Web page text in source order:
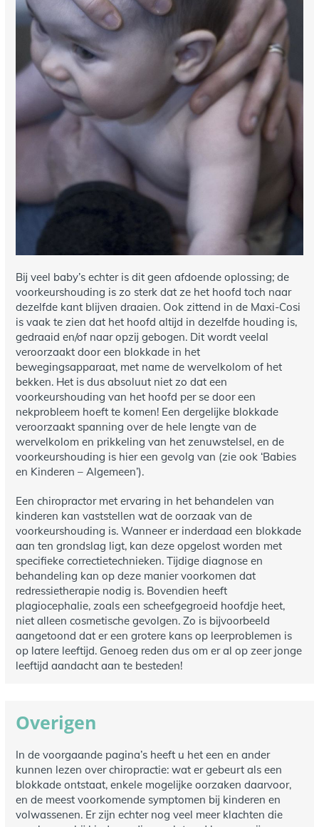
Bij veel baby’s echter is dit geen afdoende oplossing; de
voorkeurshouding is zo sterk dat ze het hoofd toch naar
dezelfde kant blijven draaien. Ook zittend in de Maxi-Cosi
is vaak te zien dat het hoofd altijd in dezelfde houding is,
gedraaid en/of naar opzij gebogen. Dit wordt veelal
veroorzaakt door een blokkade in het
bewegingsapparaat, met name de wervelkolom of het
bekken. Het is dus absoluut niet zo dat een
voorkeurshouding van het hoofd per se door een
nekprobleem hoeft te komen! Een dergelijke blokkade
veroorzaakt spanning over de hele lengte van de
wervelkolom en prikkeling van het zenuwstelsel, en de
voorkeurshouding is hier een gevolg van (zie ook ‘Babies
en Kinderen – Algemeen’).
Een chiropractor met ervaring in het behandelen van
kinderen kan vaststellen wat de oorzaak van de
voorkeurshouding is. Wanneer er inderdaad een blokkade
aan ten grondslag ligt, kan deze opgelost worden met
specifieke correctietechnieken. Tijdige diagnose en
behandeling kan op deze manier voorkomen dat
redressietherapie nodig is. Bovendien heeft
plagiocephalie, zoals een scheefgegroeid hoofdje heet,
niet alleen cosmetische gevolgen. Zo is bijvoorbeeld
aangetoond dat er een grotere kans op leerproblemen is
op latere leeftijd. Genoeg reden dus om er al op zeer jonge
leeftijd aandacht aan te besteden!
Overigen
In de voorgaande pagina’s heeft u het een en ander
kunnen lezen over chiropractie: wat er gebeurt als een
blokkade ontstaat, enkele mogelijke oorzaken daarvoor,
en de meest voorkomende symptomen bij kinderen en
volwassenen. Er zijn echter nog veel meer klachten die